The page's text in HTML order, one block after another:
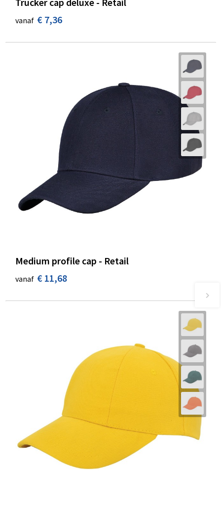
vanaf € 7,36
Medium profile cap - Retail
vanaf € 11,68